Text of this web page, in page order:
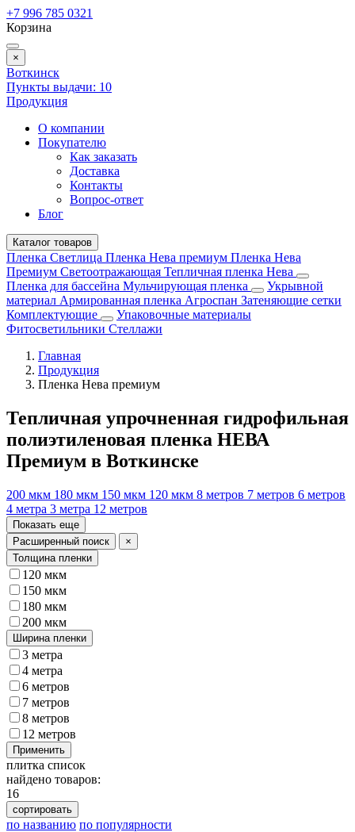
+7 996 785 0321
Корзина
×
Воткинск
Пункты выдачи: 10
Продукция
О компании
Покупателю
Как заказать
Доставка
Контакты
Вопрос-ответ
Блог
Каталог товаров
Пленка Светлица Пленка Нева премиум Пленка Нева
Премиум Светоотражающая Тепличная пленка Нева
Пленка для бассейна Мульчирующая пленка
Укрывной
материал Армированная пленка Агроспан Затеняющие сетки
Комплектующие
Упаковочные материалы
Фитосветильники Стеллажи
Главная
Продукция
Пленка Нева премиум
Тепличная упрочненная гидрофильная
полиэтиленовая пленка НЕВА
Премиум в Воткинске
200 мкм 180 мкм 150 мкм 120 мкм 8 метров 7 метров 6 метров
4 метра 3 метра 12 метров
Показать еще
Расширенный поиск
×
Толщина пленки
120 мкм
150 мкм
180 мкм
200 мкм
Ширина пленки
3 метра
4 метра
6 метров
7 метров
8 метров
12 метров
Применить
плитка список
найдено товаров:
16
сортировать
по названию по популярности